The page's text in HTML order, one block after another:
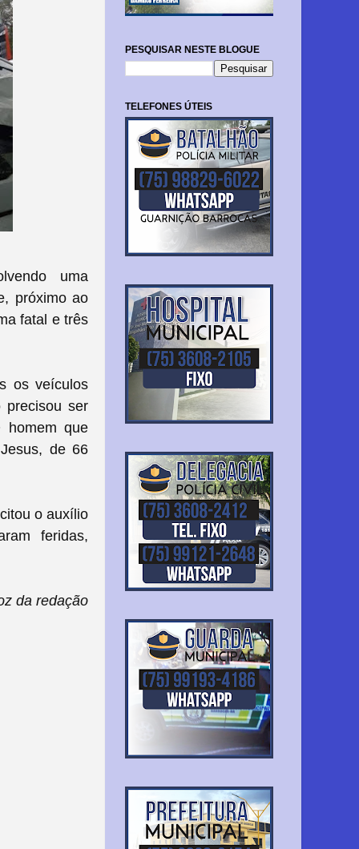
uma
próximo ao
fatal e três
os veículos
ser
homem que
de 66
o auxílio
feridas,
da redação
PESQUISAR NESTE BLOGUE
TELEFONES ÚTEIS